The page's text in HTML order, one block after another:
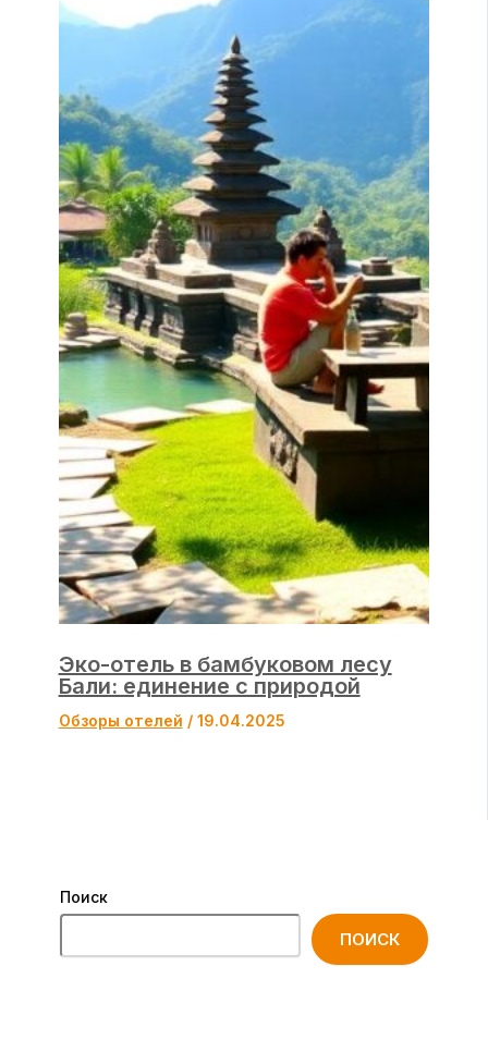
Эко-отель в бамбуковом лесу
Бали: единение с природой
Обзоры отелей / 19.04.2025
Поиск
ПОИСК